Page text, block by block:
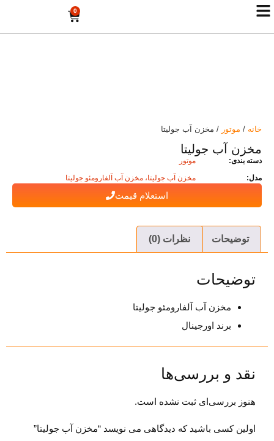
0
خانه / موتور / مخزن آب جولیتا
مخزن آب جولیتا
دسته بندی:
موتور
مدل:
مخزن آب جولیتا، مخزن آب آلفارومئو جولیتا
استعلام قیمت
توضیحات نظرات (0)
توضیحات
مخزن آب آلفارومئو جولیتا
برند اورجینال
نقد و بررسی‌ها
هنوز بررسی‌ای ثبت نشده است.
اولین کسی باشید که دیدگاهی می نویسد “مخزن آب جولیتا”